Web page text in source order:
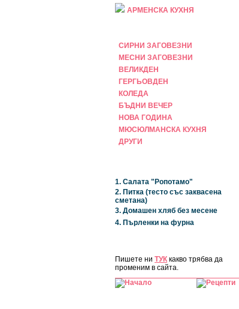
АРМЕНСКА КУХНЯ
СИРНИ ЗАГОВЕЗНИ
МЕСНИ ЗАГОВЕЗНИ
ВЕЛИКДЕН
ГЕРГЬОВДЕН
КОЛЕДА
БЪДНИ ВЕЧЕР
НОВА ГОДИНА
МЮСЮЛМАНСКА КУХНЯ
ДРУГИ
1. Салата "Ропотамо"
2. Питка (тесто със заквасена
сметана)
3. Домашен хляб без месене
4. Пърленки на фурна
Пишете ни ТУК какво трябва да
променим в сайта.